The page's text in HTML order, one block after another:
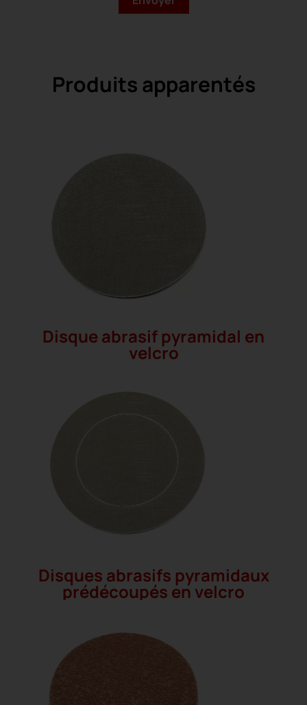
Produits apparentés
Disque abrasif pyramidal en
velcro
Disques abrasifs pyramidaux
prédécoupés en velcro